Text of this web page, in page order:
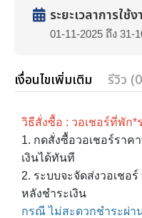
ระยะเวลาการใช้ง
01-11-2025 ถึง 31-
เงื่อนไขเพิ่มเติม รีวิว
วิธีสั่งซื้อ : วอเชอร์ที่พัก*
1. กดสั่งซื้อวอเชอร์ราค
เงินได้ทันที
2. ระบบจะจัดส่งวอเชอ
หลังชำระเงิน
กรณี ไม่สะดวกชำระผ่า